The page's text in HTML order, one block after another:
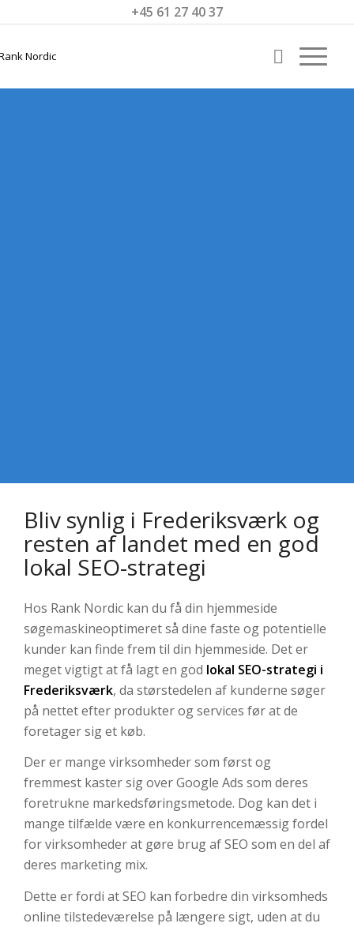
+45 61 27 40 37
Bliv synlig i Frederiksværk og
resten af landet med en god
lokal SEO-strategi
Hos Rank Nordic kan du få din hjemmeside
søgemaskineoptimeret så dine faste og potentielle
kunder kan finde frem til din hjemmeside. Det er
meget vigtigt at få lagt en god lokal SEO-strategi i
Frederiksværk, da størstedelen af kunderne søger
på nettet efter produkter og services før at de
foretager sig et køb.
Der er mange virksomheder som først og
fremmest kaster sig over Google Ads som deres
foretrukne markedsføringsmetode. Dog kan det i
mange tilfælde være en konkurrencemæssig fordel
for virksomheder at gøre brug af SEO som en del af
deres marketing mix.
Dette er fordi at SEO kan forbedre din virksomheds
online tilstedeværelse på længere sigt, uden at du